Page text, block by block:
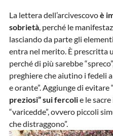
La lettera dell’arcivescovoè
sobrietà, perché le
lasciando da parte gli
entra nel merito. È prescritta
perché di più sarebbe
preghiere che aiutino i fedeli
e orante”. Aggiunge di evitare
preziosi” sui fercolie le
“varicedde”, ovvero piccoli
che distraggono”.